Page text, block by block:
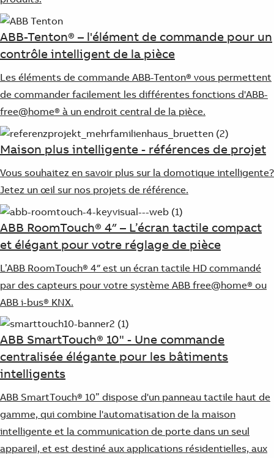
ABB-Tenton® – l'élément de commande pour un
contrôle intelligent de la pièce
Les éléments de commande ABB-Tenton® vous permettent
de commander facilement les différentes fonctions d'ABB-
free@home® à un endroit central de la pièce.
Maison plus intelligente - références de projet
Vous souhaitez en savoir plus sur la domotique intelligente?
Jetez un œil sur nos projets de référence.
ABB RoomTouch® 4″ – L’écran tactile compact
et élégant pour votre réglage de pièce
L’ABB RoomTouch® 4″ est un écran tactile HD commandé
par des capteurs pour votre système ABB free@home® ou
ABB i-bus® KNX.
ABB SmartTouch® 10" - Une commande
centralisée élégante pour les bâtiments
intelligents
ABB SmartTouch® 10” dispose d'un panneau tactile haut de
gamme, qui combine l'automatisation de la maison
intelligente et la communication de porte dans un seul
appareil, et est destiné aux applications résidentielles, aux